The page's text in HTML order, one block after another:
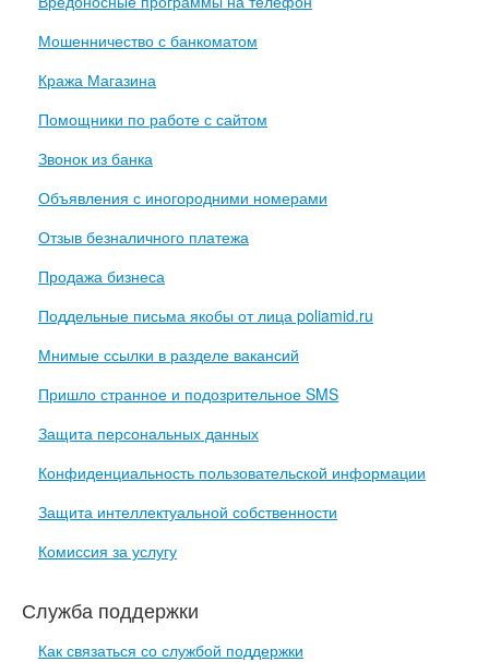
Мошенничество с банкоматом
Кража Магазина
Помощники по работе с сайтом
Звонок из банка
Объявления с иногородними номерами
Отзыв безналичного платежа
Продажа бизнеса
Поддельные письма якобы от лица poliamid.ru
Мнимые ссылки в разделе вакансий
Пришло странное и подозрительное SMS
Защита персональных данных
Конфиденциальность пользовательской информации
Защита интеллектуальной собственности
Комиссия за услугу
Служба поддержки
Как связаться со службой поддержки